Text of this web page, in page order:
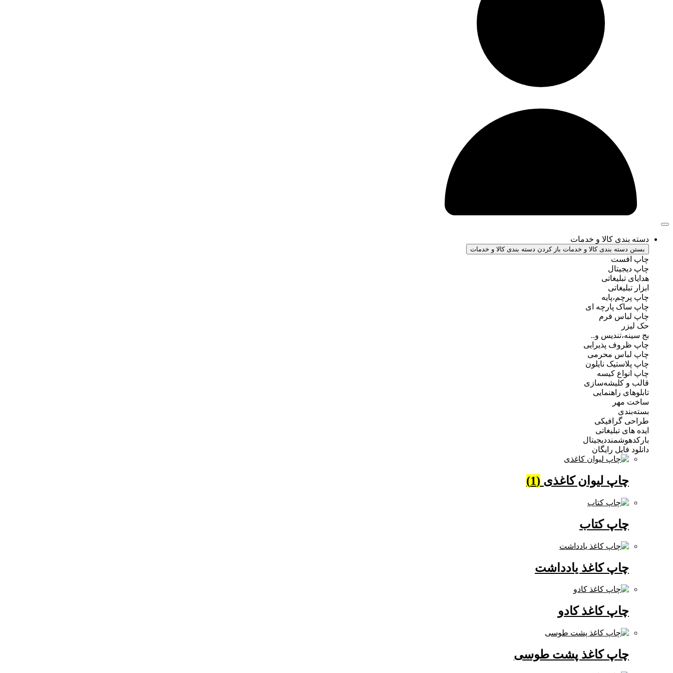
دسته بندی کالا و خدمات
بستن دسته بندی کالا و خدمات باز کردن دسته بندی کالا و خدمات
چاپ افست
چاپ دیجیتال
هدایای تبلیغاتی
ابزار تبلیغاتی
چاپ پرچم،پایه
چاپ ساک پارچه ای
چاپ لباس فرم
حک لیزر
بج سینه،تندیس و..
چاپ ظروف پذیرایی
چاپ لباس محرمی
چاپ پلاستیک نایلون
چاپ انواع کیسه
قالب و کلیشه‌سازی
تابلوهای راهنمایی
ساخت مهر
بسته‌بندی
طراحی گرافیکی
ایده های تبلیغاتی
بارکدهوشمنددیجیتال
دانلود فایل رایگان
چاپ لیوان کاغذی (1)
چاپ کتاب
چاپ کاغذ یادداشت
چاپ کاغذ کادو
چاپ کاغذ پشت طوسی